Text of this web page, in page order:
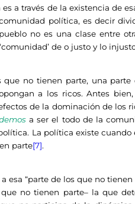
a través de la existencia de
política, es decir
no es una clase entre
de o justo y lo
no tienen parte, una
a los ricos. Antes
de la dominación de los
a ser el todo de la
La política existe
parte[7].
“parte de los que no tienen
no tienen parte– la que